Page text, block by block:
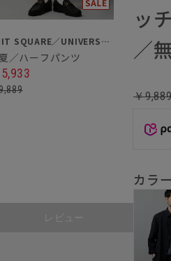
SUIT SQUARE／UNIVERSAL LANGUAGE
／ハーフパンツ
レビュー
ッ
／
￥
カラー